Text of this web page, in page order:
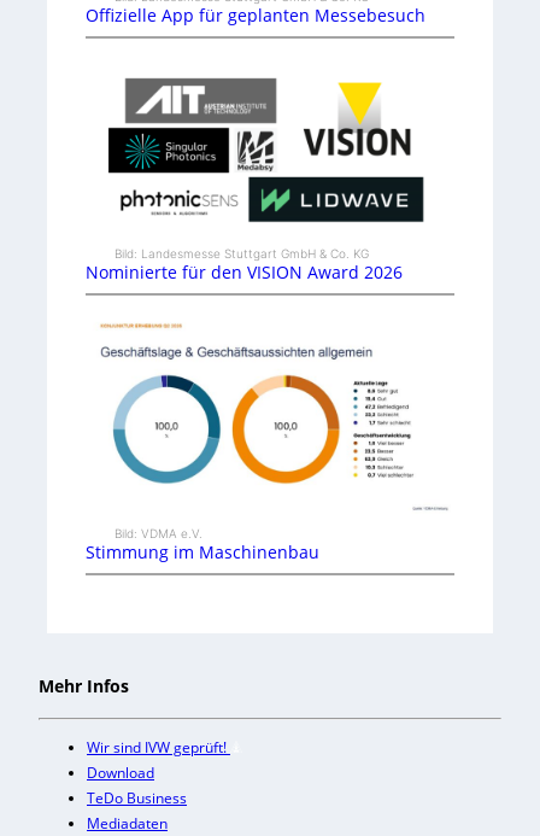
Offizielle App für geplanten Messebesuch
Bild: Landesmesse Stuttgart GmbH & Co. KG
Nominierte für den VISION Award 2026
Bild: VDMA e.V.
Stimmung im Maschinenbau
Mehr Infos
Wir sind IVW geprüft!
Download
TeDo Business
Mediadaten